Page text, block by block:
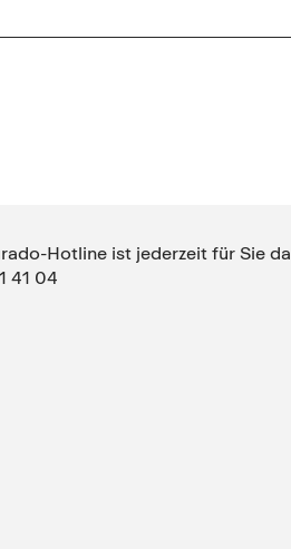
Hotline ist jederzeit für Sie da
41 04